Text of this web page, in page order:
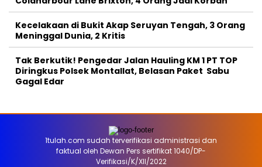
Kecelakaan di Bukit Akap Seruyan Tengah, 3 Orang
Meninggal Dunia, 2 Kritis
Tak Berkutik! Pengedar Jalan Hauling KM 1 PT TOP
Diringkus Polsek Montallat, Belasan Paket Sabu
Gagal Edar
1tulah.com sudah terverifikasi administrasi dan
faktual oleh Dewan Pers sertifikat 1040/DP-
Verifikasi/K/XII/2022